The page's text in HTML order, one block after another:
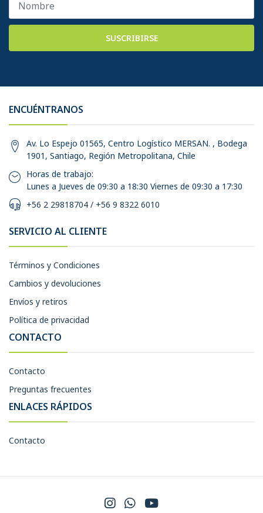
SUSCRIBIRSE
ENCUÉNTRANOS
Av. Lo Espejo 01565, Centro Logístico MERSAN. , Bodega
1901, Santiago, Región Metropolitana, Chile
Horas de trabajo:
Lunes a Jueves de 09:30 a 18:30 Viernes de 09:30 a 17:30
+56 2 29818704 / +56 9 8322 6010
SERVICIO AL CLIENTE
Términos y Condiciones
Cambios y devoluciones
Envíos y retiros
Política de privacidad
CONTACTO
Contacto
Preguntas frecuentes
ENLACES RÁPIDOS
Contacto